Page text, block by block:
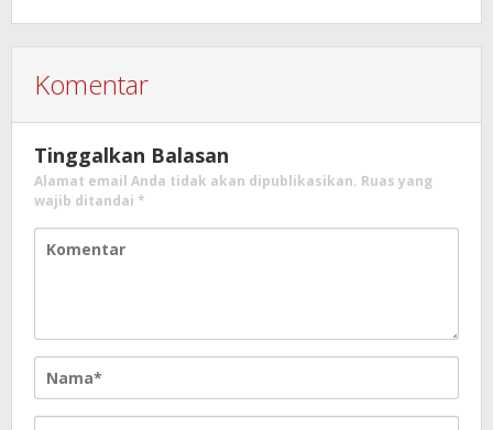
Komentar
Tinggalkan Balasan
Alamat email Anda tidak akan dipublikasikan. Ruas yang
wajib ditandai *